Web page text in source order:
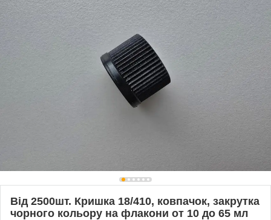
Від 2500шт. Кришка 18/410, ковпачок, закрутка
чорного кольору на флакони от 10 до 65 мл